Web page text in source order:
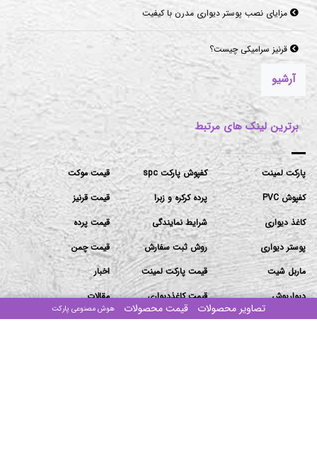
قرنیز سرامیکی چیست؟
موکت‌های مناسب برای فضاهای پرتردد و فضاهای اداری
آرشیو
برترین لینک های مرتبط
پارکت لمینت
کفپوش PVC
کاغذ دیواری
پوستر دیواری
ماربل شیت
دیوارپوش
ترمووال
کفپوش پارکت spc
پرده کرکره و زبرا
شرایط نمایندگی
روش ثبت سفارش
قیمت پارکت لمینت
قیمت کاغذدیواری
قیمت دیوارپوش
قیمت موکت
قیمت قرنیز
قیمت پرده
قیمت چمن
اخبار
مقالات
تصاویر محصولات قیمت محصولات هوش مصنوعی پارکت